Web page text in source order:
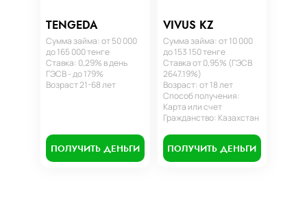
TENGEDA
Сумма займа: от 50 000
до 165 000 тенге
Ставка: 0,29% в день
ГЭСВ - до 179%
Возраст 21-68 лет
ПОЛУЧИТЬ ДЕНЬГИ
VIVUS KZ
Сумма займа: от 10 000
до 153 150 тенге
Ставка от 0,95% (ГЭСВ
2647.19%)
Возраст: от 18 лет
Способ получения:
Карта или счет
Гражданство: Казахстан
ПОЛУЧИТЬ ДЕНЬГИ